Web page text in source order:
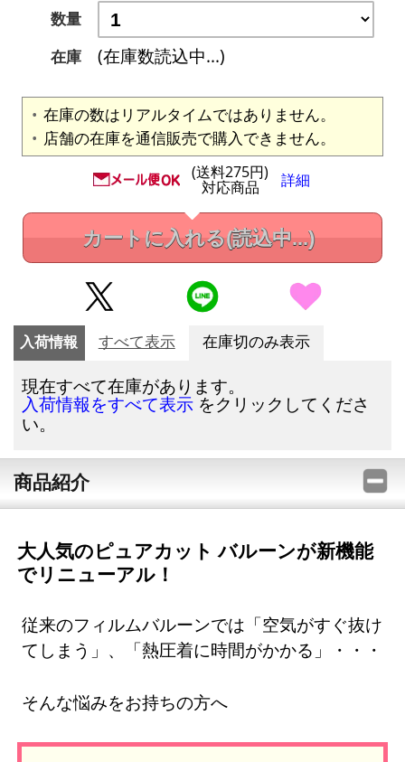
数量
在庫
(在庫数読込中...)
在庫の数はリアルタイムではありません。
店舗の在庫を通信販売で購入できません。
(送料275円)
対応商品 詳細
カートに入れる(読込中...)
入荷情報 すべて表示 在庫切のみ表示
現在すべて在庫があります。
入荷情報をすべて表示 をクリックしてくださ
い。
商品紹介
大人気のピュアカット バルーンが新機能
でリニューアル！
従来のフィルムバルーンでは「空気がすぐ抜け
てしまう」、「熱圧着に時間がかかる」・・・
そんな悩みをお持ちの方へ